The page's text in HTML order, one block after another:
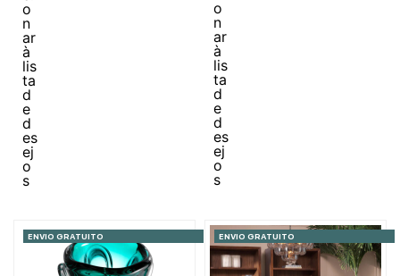
ENVIO GRATUITO ENVIO GRATUITO